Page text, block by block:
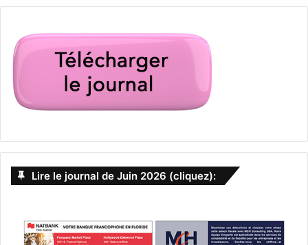
Lire le journal de Juin 2026 (cliquez):